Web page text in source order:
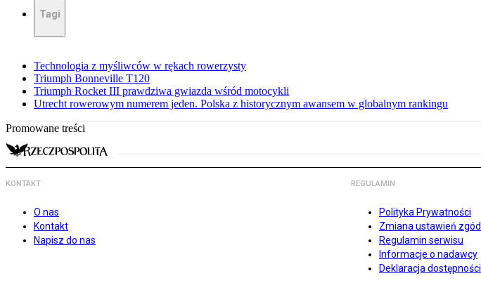
Tagi
Technologia z myśliwców w rękach rowerzysty
Triumph Bonneville T120
Triumph Rocket III prawdziwa gwiazda wśród motocykli
Utrecht rowerowym numerem jeden. Polska z historycznym awansem w globalnym rankingu
Promowane treści
KONTAKT
O nas
Kontakt
Napisz do nas
REGULAMIN
Polityka Prywatności
Zmiana ustawień zgód
Regulamin serwisu
Informacje o nadawcy
Deklaracja dostępności